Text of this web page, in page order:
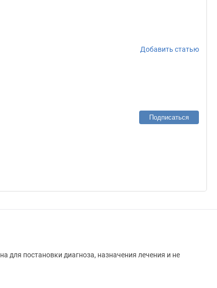
Добавить статью
Подписаться
для постановки диагноза, назначения лечения и не